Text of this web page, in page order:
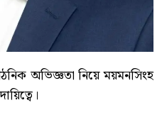
অভিজ্ঞতা নিয়ে ময়মনসিংহ